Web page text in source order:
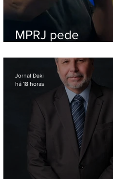
MPRJ pede
Garotinho
Jornal Daki
há 18 horas